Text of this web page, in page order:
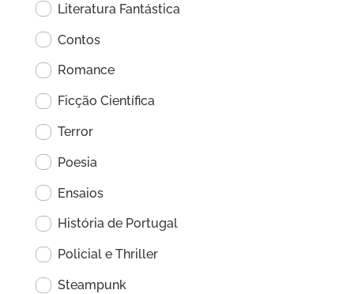
Literatura Fantástica
Contos
Romance
Ficção Científica
Terror
Poesia
Ensaios
História de Portugal
Policial e Thriller
Steampunk